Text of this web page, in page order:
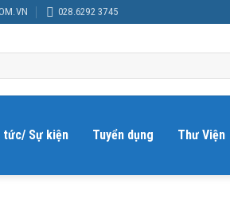
028.6292 3745
tức/ Sự kiện Tuyển dụng Thư Viện